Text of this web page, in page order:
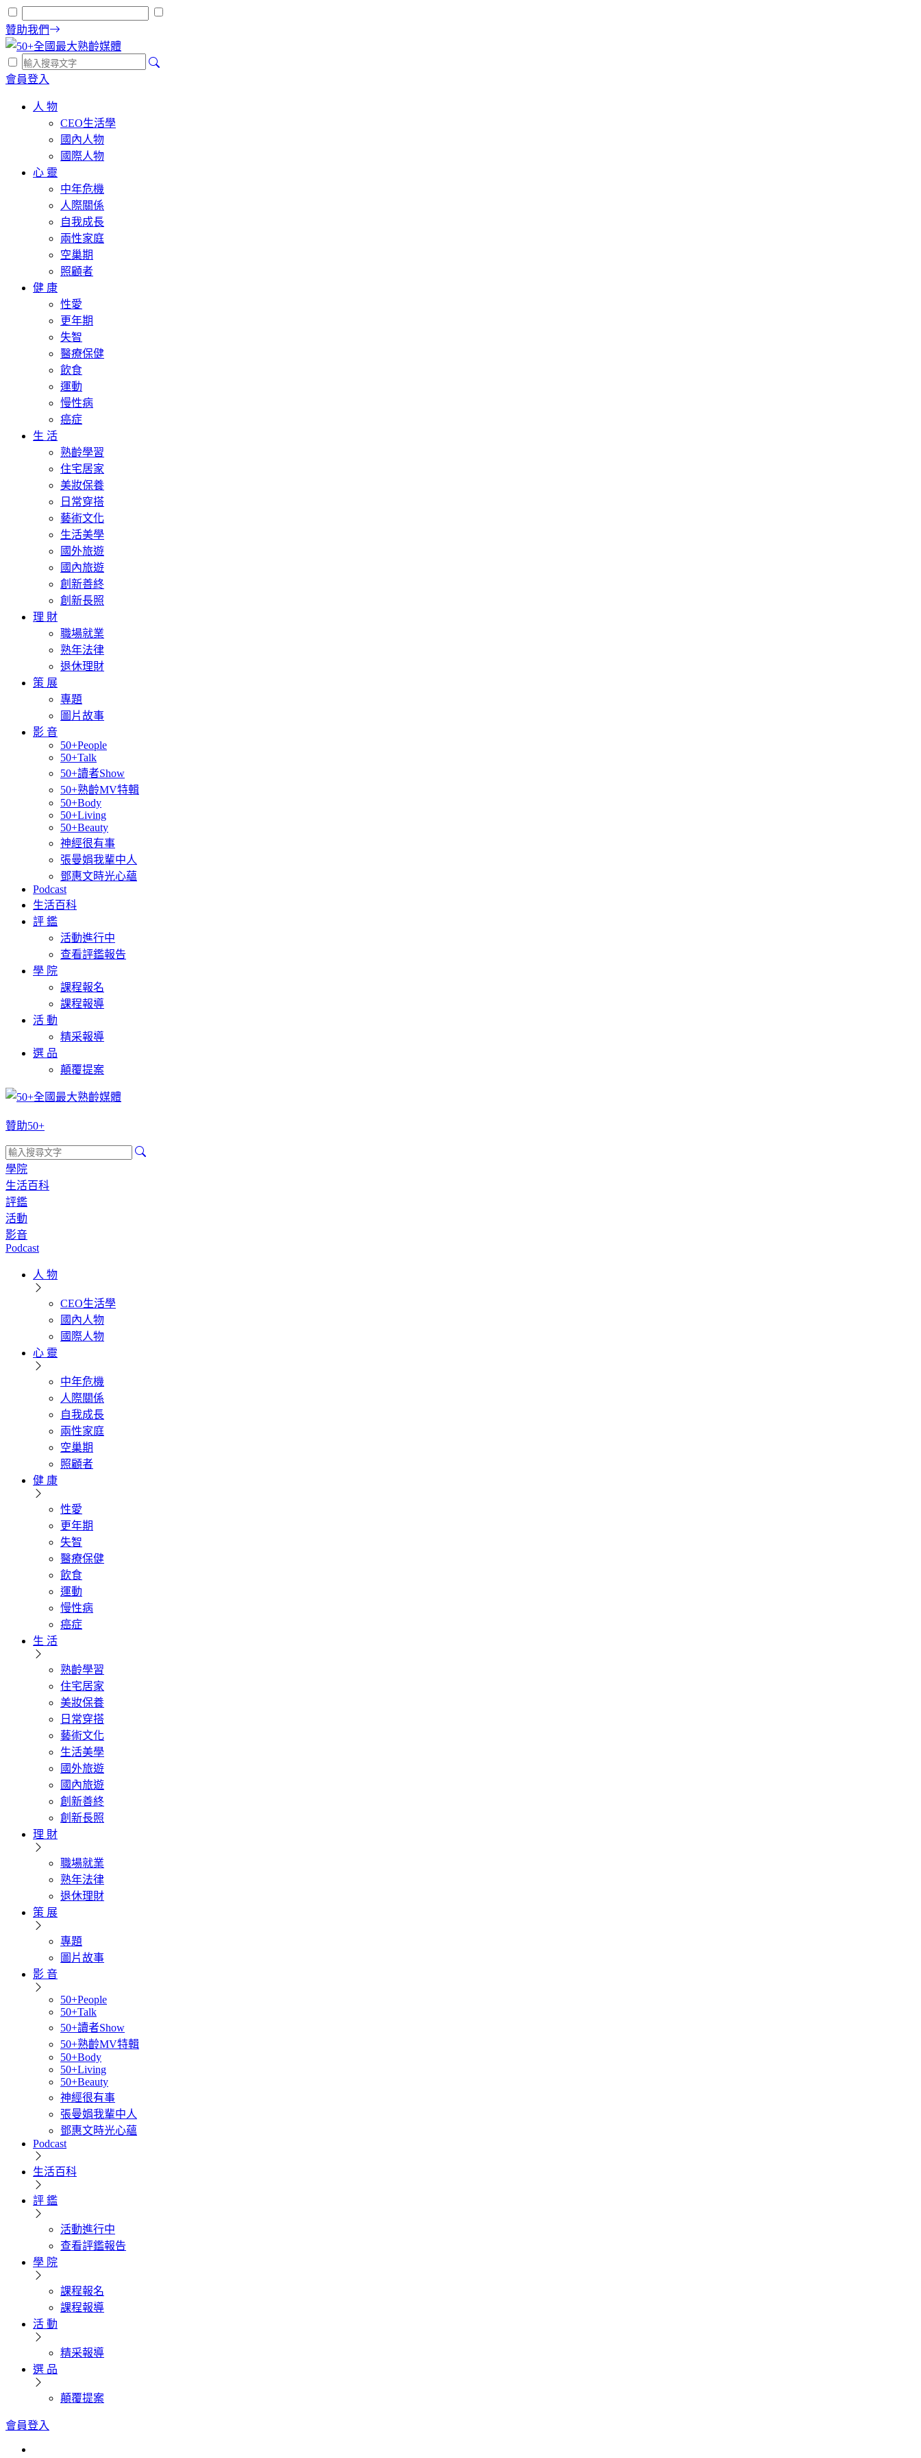
贊助我們
會員登入
人 物
CEO生活學
國內人物
國際人物
心 靈
中年危機
人際關係
自我成長
兩性家庭
空巢期
照顧者
健 康
性愛
更年期
失智
醫療保健
飲食
運動
慢性病
癌症
生 活
熟齡學習
住宅居家
美妝保養
日常穿搭
藝術文化
生活美學
國外旅遊
國內旅遊
創新善終
創新長照
理 財
職場就業
熟年法律
退休理財
策 展
專題
圖片故事
影 音
50+People
50+Talk
50+讀者Show
50+熟齡MV特輯
50+Body
50+Living
50+Beauty
神經很有事
張曼娟我輩中人
鄧惠文時光心蘊
Podcast
生活百科
評 鑑
活動進行中
查看評鑑報告
學 院
課程報名
課程報導
活 動
精采報導
選 品
顛覆提案
贊助50+
學院
生活百科
評鑑
活動
影音
Podcast
人 物
CEO生活學
國內人物
國際人物
心 靈
中年危機
人際關係
自我成長
兩性家庭
空巢期
照顧者
健 康
性愛
更年期
失智
醫療保健
飲食
運動
慢性病
癌症
生 活
熟齡學習
住宅居家
美妝保養
日常穿搭
藝術文化
生活美學
國外旅遊
國內旅遊
創新善終
創新長照
理 財
職場就業
熟年法律
退休理財
策 展
專題
圖片故事
影 音
50+People
50+Talk
50+讀者Show
50+熟齡MV特輯
50+Body
50+Living
50+Beauty
神經很有事
張曼娟我輩中人
鄧惠文時光心蘊
Podcast
生活百科
評 鑑
活動進行中
查看評鑑報告
學 院
課程報名
課程報導
活 動
精采報導
選 品
顛覆提案
會員登入